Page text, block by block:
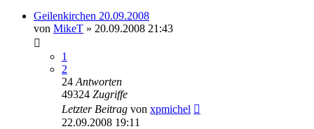
Geilenkirchen 20.09.2008
von MikeT » 20.09.2008 21:43
1
2
24 Antworten
49324 Zugriffe
Letzter Beitrag von xpmichel
22.09.2008 19:11